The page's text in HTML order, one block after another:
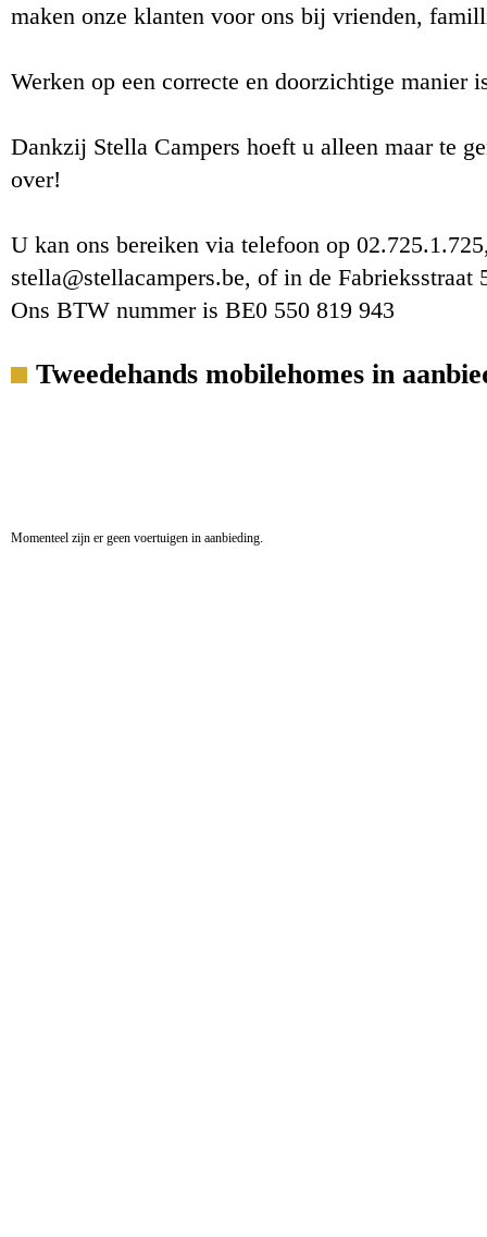
maken onze klanten voor ons bij vrienden,
Werken op een correcte en doorzichtige manier
Dankzij Stella Campers hoeft u alleen maar te
over!
U kan ons bereiken via telefoon op
stella@stellacampers.be, of in de Fabrieksstraat
Ons BTW nummer is BE0 550 819 943
Tweedehands mobilehomes in
Momenteel zijn er geen voertuigen in aanbieding.